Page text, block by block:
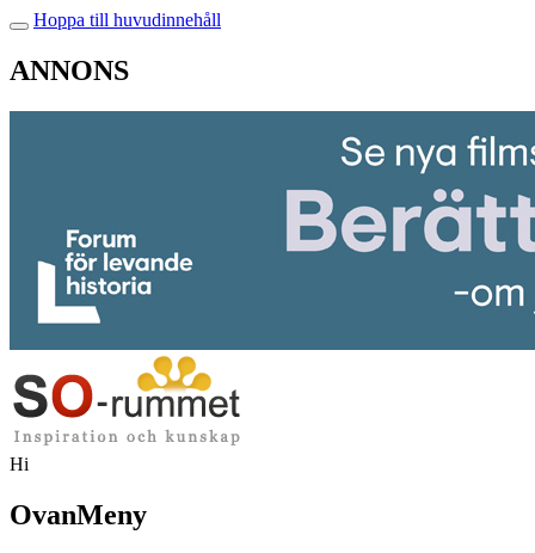
Hoppa till huvudinnehåll
ANNONS
Hi
OvanMeny